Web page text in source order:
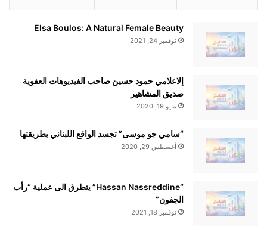
Elsa Boulos: A Natural Female Beauty
نوفمبر 24, 2021
إلاعلامي حمود حسين صاحب الفيديوهات العفوية
صديق المشاهير
مايو 19, 2020
“سامي جو موسى” تجسد الواقع اللبناني بطريقتها
أغسطس 29, 2020
“Hassan Nassreddine” يتطرق الى عملية “رأب
الجفون”
نوفمبر 18, 2021